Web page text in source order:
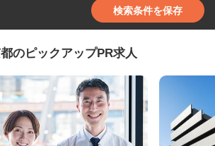
検索条件を保存
のピックアップPR求人